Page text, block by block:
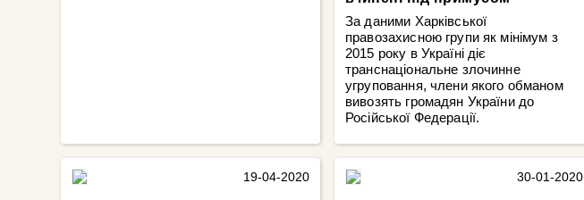
За даними Харківської
правозахисною групи як мінімум з
2015 року в Україні діє
транснаціональне злочинне
угруповання, члени якого обманом
вивозять громадян України до
Російської Федерації.
19-04-2020 30-01-2020